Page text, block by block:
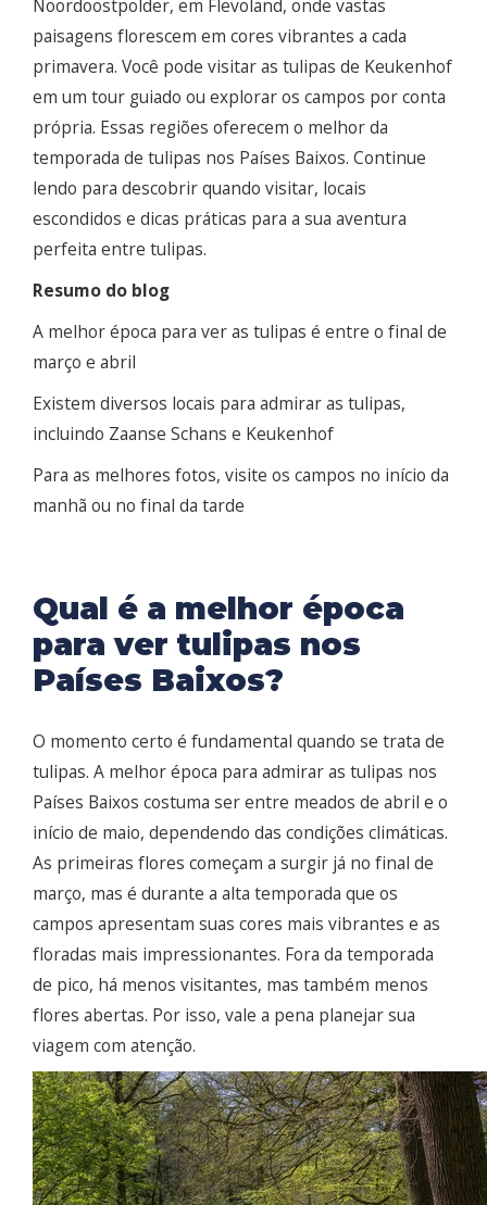
Noordoostpolder, em Flevoland, onde vastas
paisagens florescem em cores vibrantes a cada
primavera. Você pode visitar as tulipas de Keukenhof
em um tour guiado ou explorar os campos por conta
própria. Essas regiões oferecem o melhor da
temporada de tulipas nos Países Baixos. Continue
lendo para descobrir quando visitar, locais
escondidos e dicas práticas para a sua aventura
perfeita entre tulipas.
Resumo do blog
A melhor época para ver as tulipas é entre o final de
março e abril
Existem diversos locais para admirar as tulipas,
incluindo Zaanse Schans e Keukenhof
Para as melhores fotos, visite os campos no início da
manhã ou no final da tarde
Qual é a melhor época
para ver tulipas nos
Países Baixos?
O momento certo é fundamental quando se trata de
tulipas. A melhor época para admirar as tulipas nos
Países Baixos costuma ser entre meados de abril e o
início de maio, dependendo das condições climáticas.
As primeiras flores começam a surgir já no final de
março, mas é durante a alta temporada que os
campos apresentam suas cores mais vibrantes e as
floradas mais impressionantes. Fora da temporada
de pico, há menos visitantes, mas também menos
flores abertas. Por isso, vale a pena planejar sua
viagem com atenção.